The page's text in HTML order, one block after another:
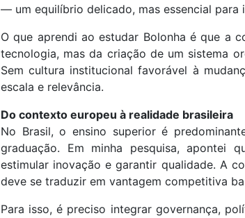
— um equilíbrio delicado, mas essencial para
O que aprendi ao estudar Bolonha é que a
tecnologia, mas da criação de um sistema
Sem cultura institucional favorável à
escala e relevância.
Do contexto europeu à realidade brasileira
No Brasil, o ensino superior é
graduação. Em minha pesquisa, apontei
estimular inovação e garantir qualidade. A
deve se traduzir em vantagem competitiva
Para isso, é preciso integrar governança,